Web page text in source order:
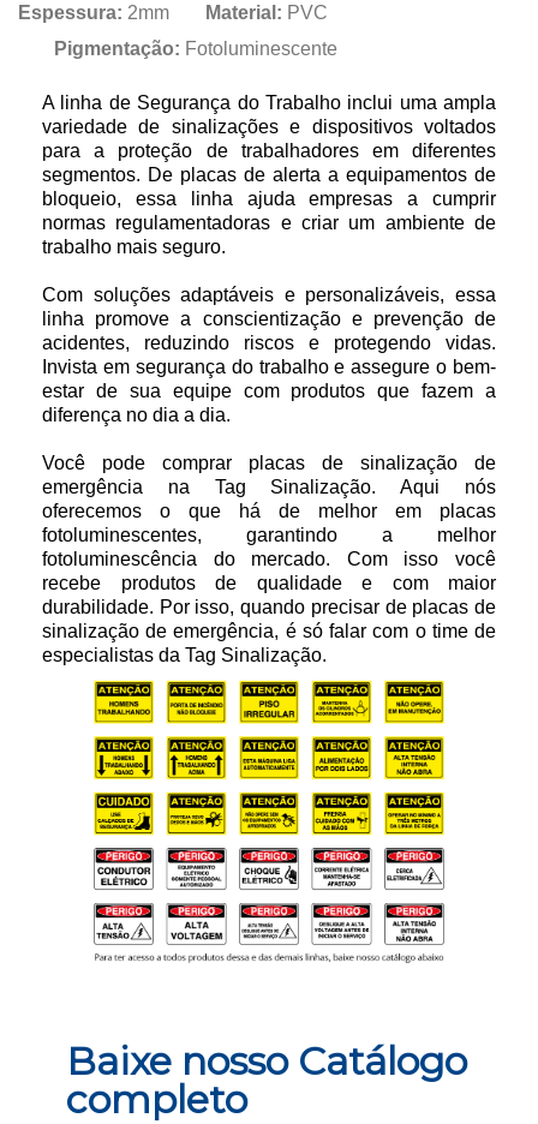
Espessura: 2mm Material: PVC
Pigmentação: Fotoluminescente
A linha de Segurança do Trabalho inclui uma ampla
variedade de sinalizações e dispositivos voltados
para a proteção de trabalhadores em diferentes
segmentos. De placas de alerta a equipamentos de
bloqueio, essa linha ajuda empresas a cumprir
normas regulamentadoras e criar um ambiente de
trabalho mais seguro.
Com soluções adaptáveis e personalizáveis, essa
linha promove a conscientização e prevenção de
acidentes, reduzindo riscos e protegendo vidas.
Invista em segurança do trabalho e assegure o bem-
estar de sua equipe com produtos que fazem a
diferença no dia a dia.
Você pode comprar placas de sinalização de
emergência na Tag Sinalização. Aqui nós
oferecemos o que há de melhor em placas
fotoluminescentes, garantindo a melhor
fotoluminescência do mercado. Com isso você
recebe produtos de qualidade e com maior
durabilidade. Por isso, quando precisar de placas de
sinalização de emergência, é só falar com o time de
especialistas da Tag Sinalização.
Baixe nosso Catálogo
completo